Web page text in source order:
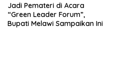
Jadi Pemateri di Acara
“Green Leader Forum”,
Bupati Melawi Sampaikan Ini